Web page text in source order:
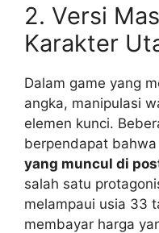
2. Versi
Karakter
Dalam game yang
angka, manipulasi
elemen kunci.
berpendapat bahwa
yang muncul di
salah satu
melampaui usia 33
membayar harga